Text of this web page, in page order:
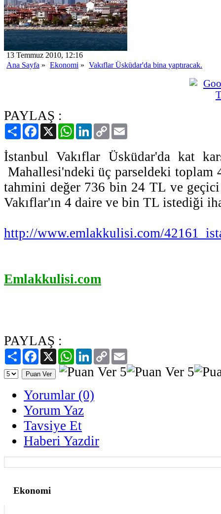
13 Temmuz 2010, 12:16
Ana Sayfa » Ekonomi » Vakıflar Üsküdar'da bina yaptıracak.
PAYLAŞ :
PaylaşFacebook
X WhatsAppLinkedIn
Copy
Link
İstanbul Vakıflar Üsküdar'da kat
Mahallesi'ndeki üç parseldeki
tahmini değer 736 bin 24 TL ve
Vakıflar'ın 4 daire ve bin TL istediği
http://www.emlakkulisi.com/
Emlakkulisi.com
PAYLAŞ :
PaylaşFacebook
X WhatsAppLinkedIn
Copy
Link
Yorumlar (0)
Yorum Yaz
Tavsiye Et
Haberi Yazdir
Ekonomi